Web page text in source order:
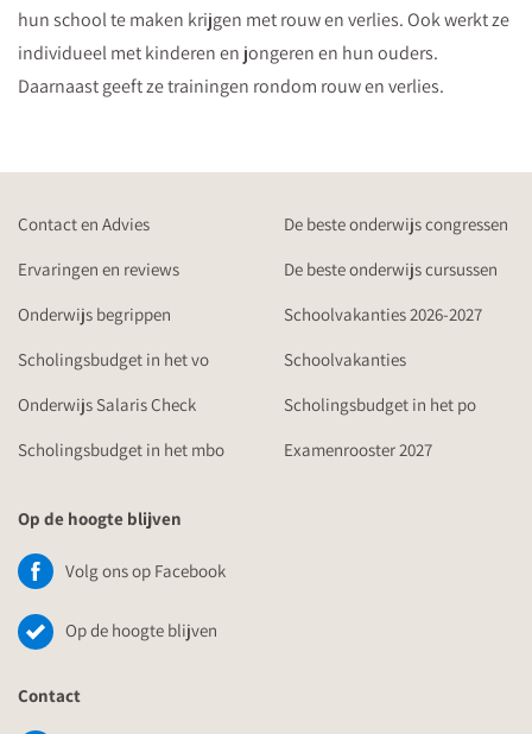
hun school te maken krijgen met rouw en verlies. Ook werkt ze
individueel met kinderen en jongeren en hun ouders.
Daarnaast geeft ze trainingen rondom rouw en verlies.
Contact en Advies
De beste onderwijs congressen
Ervaringen en reviews
De beste onderwijs cursussen
Onderwijs begrippen
Schoolvakanties 2026-2027
Scholingsbudget in het vo
Schoolvakanties
Onderwijs Salaris Check
Scholingsbudget in het po
Scholingsbudget in het mbo
Examenrooster 2027
Op de hoogte blijven
Volg ons op Facebook
Op de hoogte blijven
Contact